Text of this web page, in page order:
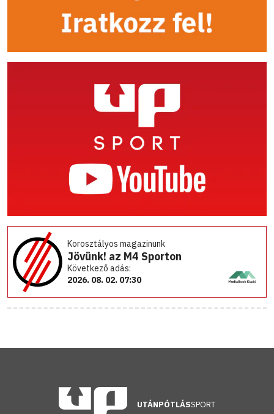
Korosztályos magazinunk
Jövünk! az M4 Sporton
Következő adás:
2026. 08. 02. 07:30
UTÁNPÓTLÁSSPORT